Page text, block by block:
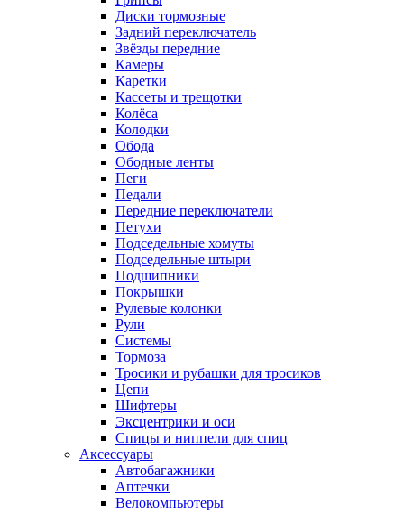
Диски тормозные
Задний переключатель
Звёзды передние
Камеры
Каретки
Кассеты и трещотки
Колёса
Колодки
Обода
Ободные ленты
Пеги
Педали
Передние переключатели
Петухи
Подседельные хомуты
Подседельные штыри
Подшипники
Покрышки
Рулевые колонки
Рули
Системы
Тормоза
Тросики и рубашки для тросиков
Цепи
Шифтеры
Эксцентрики и оси
Спицы и ниппели для спиц
Аксессуары
Автобагажники
Аптечки
Велокомпьютеры